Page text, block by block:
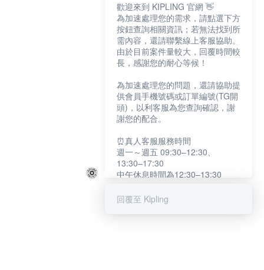
歡迎來到 KIPLING 官網 👋
為加速處理您的需求，請點選下方
按鈕查詢相關資訊；若無法找到所
需內容，還請聯繫線上客服協助。
由於目前案件量較大，回覆時間較
長，感謝您的耐心等候！
為加速處理您的問題，還請協助提
供會員手機號碼或訂單編號(TG開
頭)，以利客服為您查詢確認，謝
謝您的配合。
⏰真人客服服務時間
週一～週五 09:30–12:30、
13:30–17:30
中午休息時間為12:30–13:30
提醒您：系統會自動已讀訊息，如
回覆至 Kipling